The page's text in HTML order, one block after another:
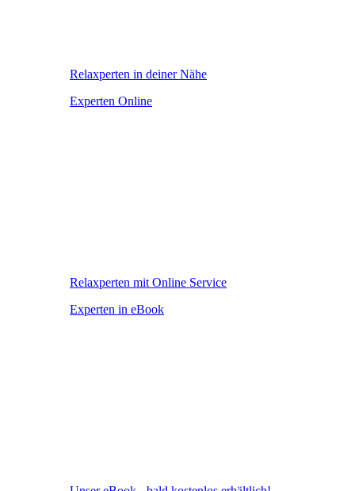
Relaxperten in deiner Nähe
Experten Online
Relaxperten mit Online Service
Experten in eBook